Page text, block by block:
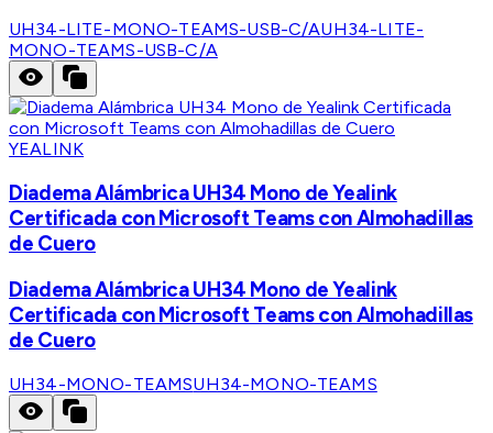
UH34-LITE-MONO-TEAMS-USB-C/AUH34-LITE-
MONO-TEAMS-USB-C/A
YEALINK
Diadema Alámbrica UH34 Mono de Yealink
Certificada con Microsoft Teams con Almohadillas
de Cuero
Diadema Alámbrica UH34 Mono de Yealink
Certificada con Microsoft Teams con Almohadillas
de Cuero
UH34-MONO-TEAMSUH34-MONO-TEAMS